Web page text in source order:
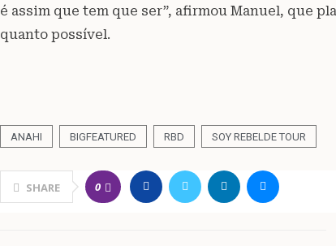
é assim que tem que ser”, afirmou Manuel, que
quanto possível.
ANAHI BIGFEATURED RBD SOY REBELDE TOUR
SHARE 0